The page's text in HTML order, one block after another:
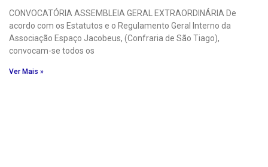
CONVOCATÓRIA ASSEMBLEIA GERAL EXTRAORDINÁRIA De
acordo com os Estatutos e o Regulamento Geral Interno da
Associação Espaço Jacobeus, (Confraria de São Tiago),
convocam-se todos os
Ver Mais »